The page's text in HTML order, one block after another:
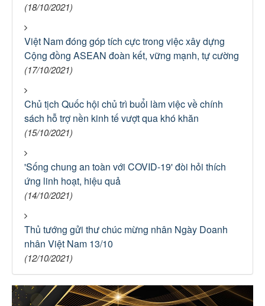
(18/10/2021)
Việt Nam đóng góp tích cực trong việc xây dựng
Cộng đồng ASEAN đoàn kết, vững mạnh, tự cường
(17/10/2021)
Chủ tịch Quốc hội chủ trì buổi làm việc về chính
sách hỗ trợ nền kinh tế vượt qua khó khăn
(15/10/2021)
'Sống chung an toàn với COVID-19' đòi hỏi thích
ứng linh hoạt, hiệu quả
(14/10/2021)
Thủ tướng gửi thư chúc mừng nhân Ngày Doanh
nhân Việt Nam 13/10
(12/10/2021)